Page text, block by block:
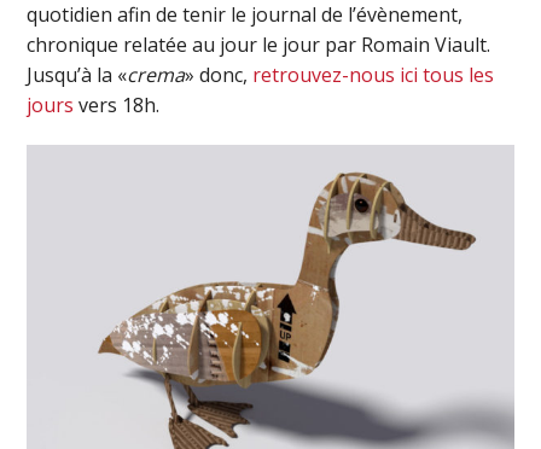
quotidien afin de tenir le journal de l’évènement,
chronique relatée au jour le jour par Romain Viault.
Jusqu’à la «crema» donc, retrouvez-nous ici tous les
jours vers 18h.